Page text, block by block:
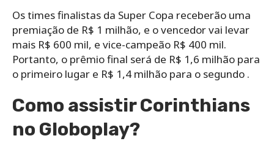
Os times finalistas da Super Copa receberão uma
premiação de R$ 1 milhão, e o vencedor vai levar
mais R$ 600 mil, e vice-campeão R$ 400 mil.
Portanto, o prêmio final será de R$ 1,6 milhão para
o primeiro lugar e R$ 1,4 milhão para o segundo .
Como assistir Corinthians
no Globoplay?